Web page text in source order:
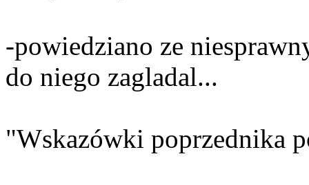
-powiedziano ze
do niego zagladal...
"Wskazówki poprzednika